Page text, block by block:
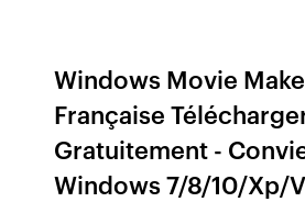
Windows Movie
Française
Gratuitement -
Windows 7/8/10/Xp/